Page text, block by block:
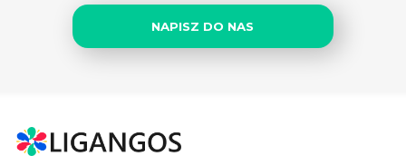
NAPISZ DO NAS